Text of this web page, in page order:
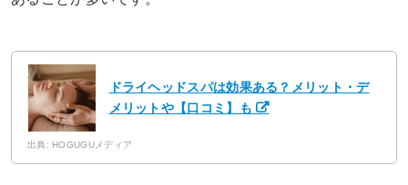
ドライヘッドスパは効果ある？メリット・デ
メリットや【口コミ】も
出典: HOGUGUメディア